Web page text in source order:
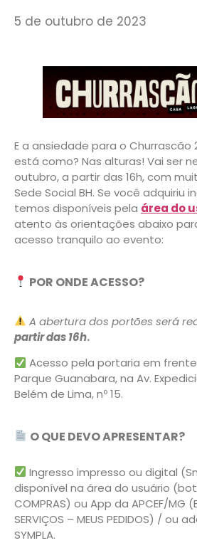
5 de outubro de 2023
E a ansiedade para o Churrascão
está como? Nas alturas! Vai ser
outubro, a partir das 16h, com
Sede Social BH. Se você adquiriu
temos disponíveis pela área do
atento às orientações abaixo
acesso tranquilo ao evento:
POR ONDE ACESSO?
A abertura dos portões será
partir das 16h.
Acesso pela portaria em
Parque Guanabara, na Av.
Belém de Lima, nº 15.
O QUE DEVO APRESENTAR?
Ingresso impresso ou digital
disponível na área do usuário
COMPRAS) ou App da APCEF/MG
SERVIÇOS – MEUS PEDIDOS) / ou
SYMPLA.